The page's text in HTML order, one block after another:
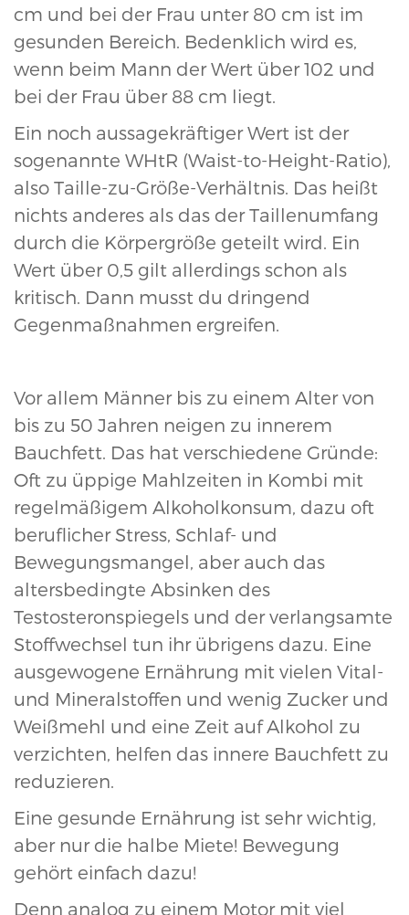
cm und bei der Frau unter 80 cm ist im
gesunden Bereich. Bedenklich wird es,
wenn beim Mann der Wert über 102 und
bei der Frau über 88 cm liegt.
Ein noch aussagekräftiger Wert ist der
sogenannte WHtR (Waist-to-Height-Ratio),
also Taille-zu-Größe-Verhältnis. Das heißt
nichts anderes als das der Taillenumfang
durch die Körpergröße geteilt wird. Ein
Wert über 0,5 gilt allerdings schon als
kritisch. Dann musst du dringend
Gegenmaßnahmen ergreifen.
Vor allem Männer bis zu einem Alter von
bis zu 50 Jahren neigen zu innerem
Bauchfett. Das hat verschiedene Gründe:
Oft zu üppige Mahlzeiten in Kombi mit
regelmäßigem Alkoholkonsum, dazu oft
beruflicher Stress, Schlaf- und
Bewegungsmangel, aber auch das
altersbedingte Absinken des
Testosteronspiegels und der verlangsamte
Stoffwechsel tun ihr übrigens dazu. Eine
ausgewogene Ernährung mit vielen Vital-
und Mineralstoffen und wenig Zucker und
Weißmehl und eine Zeit auf Alkohol zu
verzichten, helfen das innere Bauchfett zu
reduzieren.
Eine gesunde Ernährung ist sehr wichtig,
aber nur die halbe Miete! Bewegung
gehört einfach dazu!
Denn analog zu einem Motor mit viel